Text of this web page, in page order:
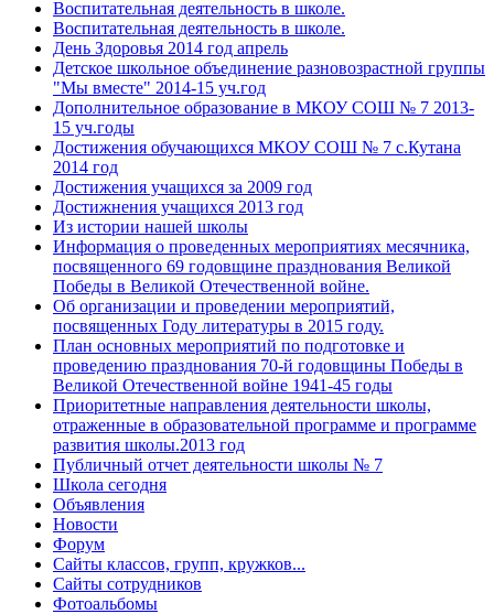
Воспитательная деятельность в школе.
Воспитательная деятельность в школе.
День Здоровья 2014 год апрель
Детское школьное объединение разновозрастной группы
"Мы вместе" 2014-15 уч.год
Дополнительное образование в МКОУ СОШ № 7 2013-
15 уч.годы
Достижения обучающихся МКОУ СОШ № 7 с.Кутана
2014 год
Достижения учащихся за 2009 год
Достижнения учащихся 2013 год
Из истории нашей школы
Информация о проведенных мероприятиях месячника,
посвященного 69 годовщине празднования Великой
Победы в Великой Отечественной войне.
Об организации и проведении мероприятий,
посвященных Году литературы в 2015 году.
План основных мероприятий по подготовке и
проведению празднования 70-й годовщины Победы в
Великой Отечественной войне 1941-45 годы
Приоритетные направления деятельности школы,
отраженные в образовательной программе и программе
развития школы.2013 год
Публичный отчет деятельности школы № 7
Школа сегодня
Объявления
Новости
Форум
Сайты классов, групп, кружков...
Сайты сотрудников
Фотоальбомы